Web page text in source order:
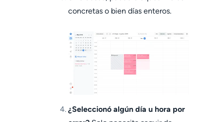
concretas o bien días enteros.
¿Seleccionó algún día u hora por